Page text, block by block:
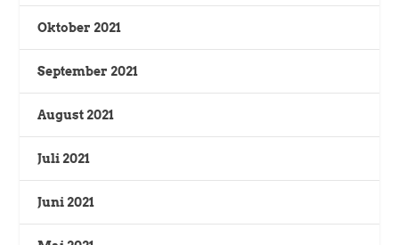
Oktober 2021
September 2021
August 2021
Juli 2021
Juni 2021